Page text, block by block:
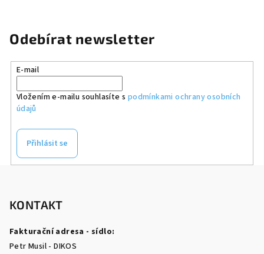
Odebírat newsletter
E-mail
Vložením e-mailu souhlasíte s podmínkami ochrany osobních
údajů
Přihlásit se
KONTAKT
Fakturační adresa - sídlo:
Petr Musil - DIKOS